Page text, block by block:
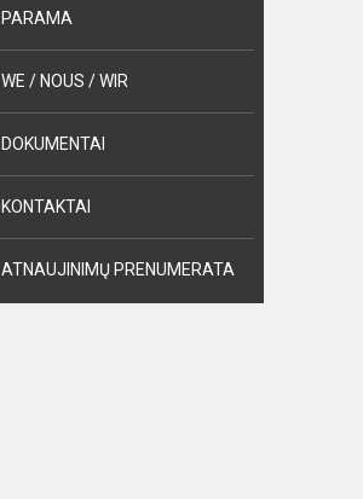
PARAMA
WE / NOUS / WIR
DOKUMENTAI
KONTAKTAI
ATNAUJINIMŲ PRENUMERATA